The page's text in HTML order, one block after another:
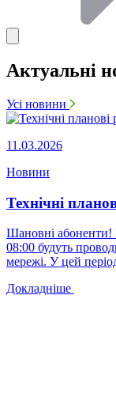
Актуальні
Усі новини
11.03.2026
Новини
Технічні
Шановні абоненти!
08:00 будуть
мережі. У цей
Докладніше